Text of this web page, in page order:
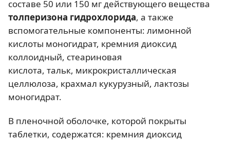
составе 50 или 150 мг действующего вещества
толперизона гидрохлорида, а также
вспомогательные компоненты: лимонной
кислоты моногидрат, кремния диоксид
коллоидный, стеариновая
кислота, тальк, микрокристаллическая
целлюлоза, крахмал кукурузный, лактозы
моногидрат.
В пленочной оболочке, которой покрыты
таблетки, содержатся: кремния диоксид